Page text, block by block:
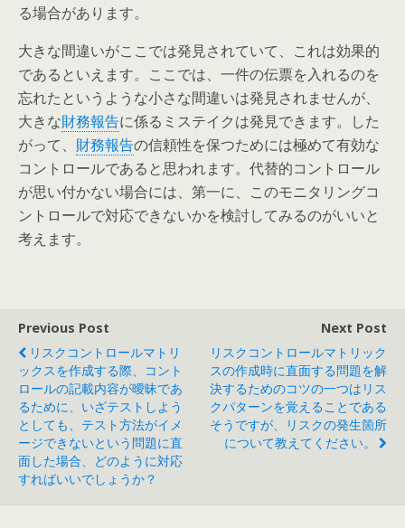
る場合があります。
大きな間違いがここでは発見されていて、これは効果的
であるといえます。ここでは、一件の伝票を入れるのを
忘れたというような小さな間違いは発見されませんが、
大きな財務報告に係るミステイクは発見できます。した
がって、 財務報告の信頼性を保つためには極めて有効な
コントロールであると思われます。代替的コントロール
が思い付かない場合には、第一に、このモニタリングコ
ントロールで対応できないかを検討してみるのがいいと
考えます。
Previous Post
リスクコントロールマトリ
ックスを作成する際、コント
ロールの記載内容が曖昧であ
るために、いざテストしよう
としても、テスト方法がイメ
ージできないという問題に直
面した場合、どのように対応
すればいいでしょうか？
Next Post
リスクコントロールマトリック
スの作成時に直面する問題を解
決するためのコツの一つはリス
クパターンを覚えることである
そうですが、リスクの発生箇所
について教えてください。